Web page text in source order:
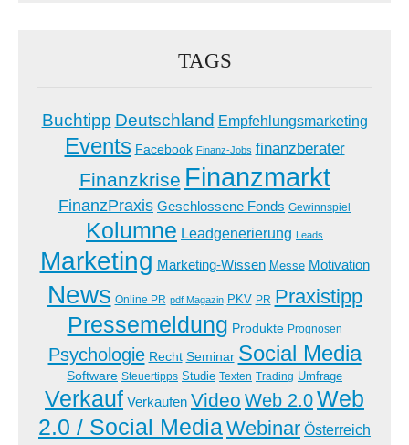
TAGS
Buchtipp Deutschland Empfehlungsmarketing
Events Facebook Finanz-Jobs finanzberater
Finanzkrise Finanzmarkt
FinanzPraxis Geschlossene Fonds Gewinnspiel
Kolumne Leadgenerierung Leads
Marketing Marketing-Wissen Messe Motivation
News Online PR pdf Magazin PKV PR Praxistipp
Pressemeldung Produkte Prognosen
Psychologie Recht Seminar Social Media
Software Steuertipps Studie Texten Trading Umfrage
Verkauf Verkaufen Video Web 2.0Web
2.0 / Social MediaWebinar Österreich